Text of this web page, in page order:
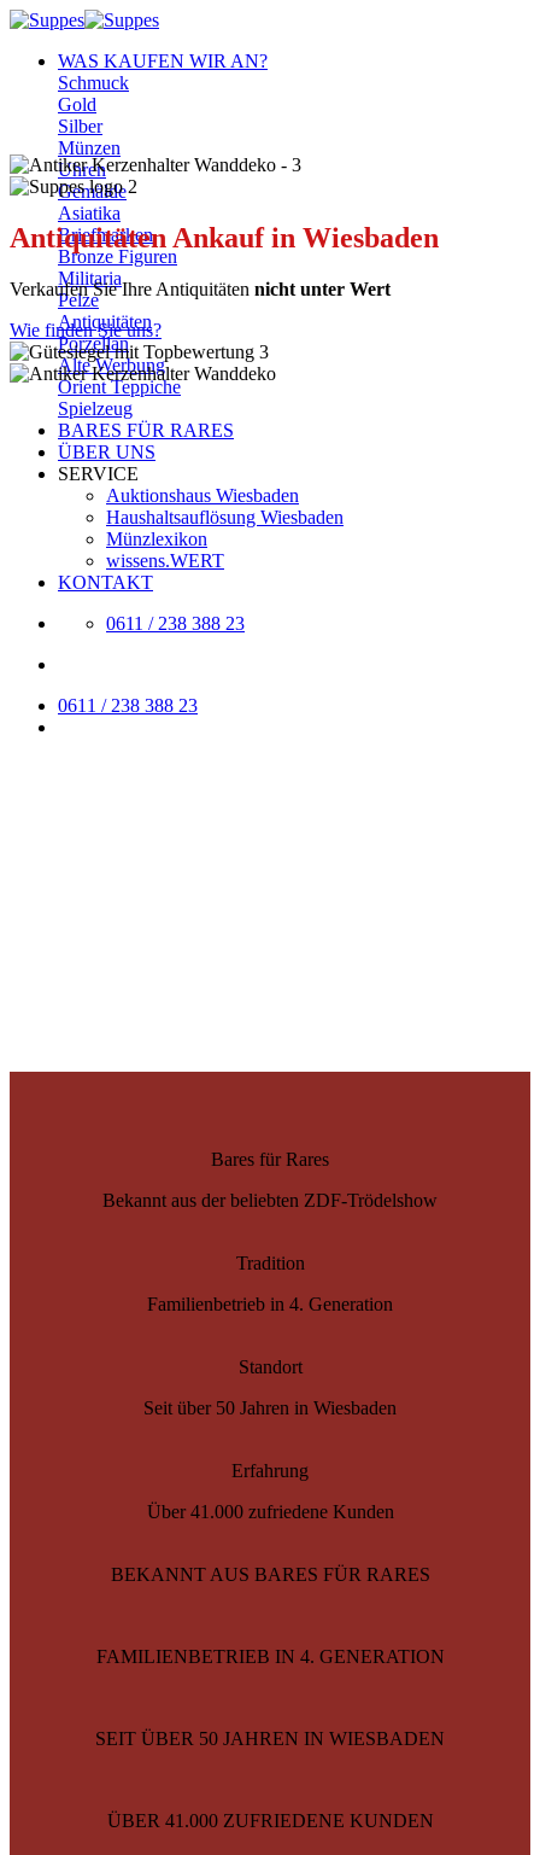
Zum
springenWAS KAUFEN WIR AN?
Schmuck
Gold
Silber
Münzen
Uhren
Gemälde
Asiatika
Briefmarken
Bronze Figuren
Militaria
Pelze
Antiquitäten
Porzellan
Alte Werbung
Orient Teppiche
Spielzeug
BARES FÜR RARES
ÜBER UNS
SERVICE
Auktionshaus Wiesbaden
Haushaltsauflösung Wiesbaden
Münzlexikon
wissens.WERT
KONTAKT
0611 / 238 388 23
0611 / 238 388 23
Antiquitäten Ankauf in Wiesbaden
Verkaufen Sie Ihre Antiquitäten nicht unter Wert
Wie finden Sie uns?
Bares für Rares
Bekannt aus der beliebten ZDF-Trödelshow
Tradition
Familienbetrieb in 4. Generation
Standort
Seit über 50 Jahren in Wiesbaden
Erfahrung
Über 41.000 zufriedene Kunden
BEKANNT AUS BARES FÜR RARES
FAMILIENBETRIEB IN 4. GENERATION
SEIT ÜBER 50 JAHREN IN WIESBADEN
ÜBER 41.000 ZUFRIEDENE KUNDEN